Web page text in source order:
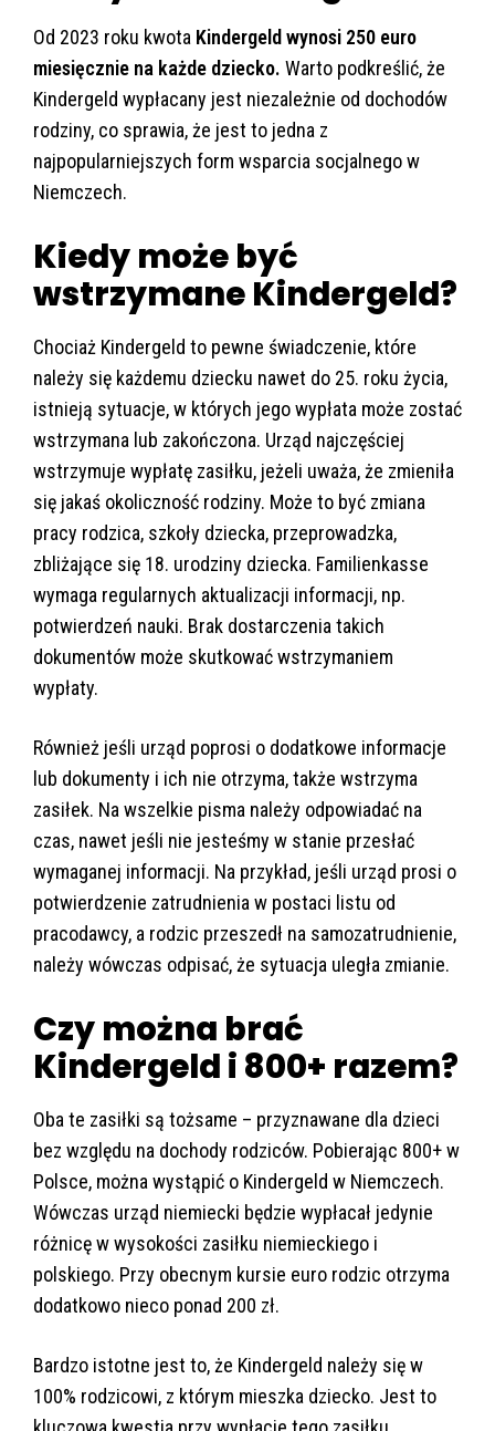
Od 2023 roku kwota Kindergeld wynosi 250 euro
miesięcznie na każde dziecko. Warto podkreślić, że
Kindergeld wypłacany jest niezależnie od dochodów
rodziny, co sprawia, że jest to jedna z
najpopularniejszych form wsparcia socjalnego w
Niemczech.
Kiedy może być
wstrzymane Kindergeld?
Chociaż Kindergeld to pewne świadczenie, które
należy się każdemu dziecku nawet do 25. roku życia,
istnieją sytuacje, w których jego wypłata może zostać
wstrzymana lub zakończona. Urząd najczęściej
wstrzymuje wypłatę zasiłku, jeżeli uważa, że zmieniła
się jakaś okoliczność rodziny. Może to być zmiana
pracy rodzica, szkoły dziecka, przeprowadzka,
zbliżające się 18. urodziny dziecka. Familienkasse
wymaga regularnych aktualizacji informacji, np.
potwierdzeń nauki. Brak dostarczenia takich
dokumentów może skutkować wstrzymaniem
wypłaty.
Również jeśli urząd poprosi o dodatkowe informacje
lub dokumenty i ich nie otrzyma, także wstrzyma
zasiłek. Na wszelkie pisma należy odpowiadać na
czas, nawet jeśli nie jesteśmy w stanie przesłać
wymaganej informacji. Na przykład, jeśli urząd prosi o
potwierdzenie zatrudnienia w postaci listu od
pracodawcy, a rodzic przeszedł na samozatrudnienie,
należy wówczas odpisać, że sytuacja uległa zmianie.
Czy można brać
Kindergeld i 800+ razem?
Oba te zasiłki są tożsame – przyznawane dla dzieci
bez względu na dochody rodziców. Pobierając 800+ w
Polsce, można wystąpić o Kindergeld w Niemczech.
Wówczas urząd niemiecki będzie wypłacał jedynie
różnicę w wysokości zasiłku niemieckiego i
polskiego. Przy obecnym kursie euro rodzic otrzyma
dodatkowo nieco ponad 200 zł.
Bardzo istotne jest to, że Kindergeld należy się w
100% rodzicowi, z którym mieszka dziecko. Jest to